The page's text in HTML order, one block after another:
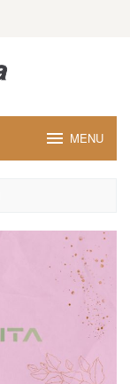
MENU